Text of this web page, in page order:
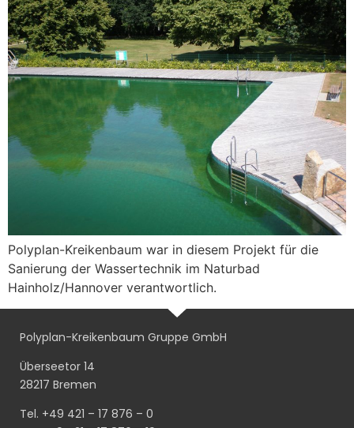
Polyplan-Kreikenbaum war in diesem Projekt für die
Sanierung der Wassertechnik im Naturbad
Hainholz/Hannover verantwortlich.
Polyplan-Kreikenbaum Gruppe GmbH
Überseetor 14
28217 Bremen
Tel. +49 421 – 17 876 – 0